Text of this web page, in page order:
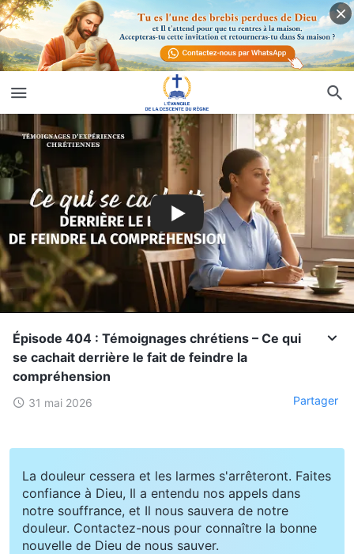
Épisode 404 : Témoignages chrétiens – Ce qui
se cachait derrière le fait de feindre la
compréhension
31 mai 2026 Partager
La douleur cessera et les larmes s'arrêteront. Faites
confiance à Dieu, Il a entendu nos appels dans
notre souffrance, et Il nous sauvera de notre
douleur. Contactez-nous pour connaître la bonne
nouvelle de Dieu de nous sauver.